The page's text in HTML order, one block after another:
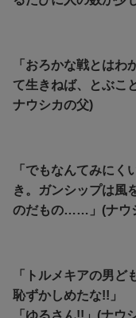
「おろかな戦とはわ
て生きねば、とぶこ
ナウシカの父)
「でもなんてみに
き。ガンシップは風
のだもの……」(ナウ
「トルメキアの男
恥ずかしめたな!!」
「ゆるさん!!」(ナウ